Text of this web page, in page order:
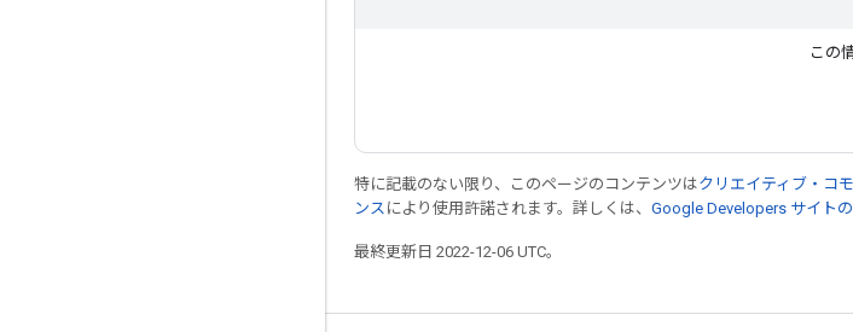
この
特に記載のない限り、このページのコンテンツはクリエイティブ・コ
ンス により使用許諾されます。詳しくは、 Google Developers サイト
最終更新日 2022-12-06 UTC。